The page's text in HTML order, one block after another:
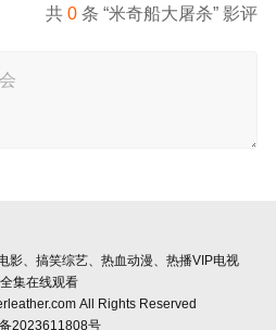
共0 条 “米奇船大屠杀” 影评
影、搞笑综艺、热血动漫、热播VIP电视
集在线观看
All Rights Reserved
2023611808号